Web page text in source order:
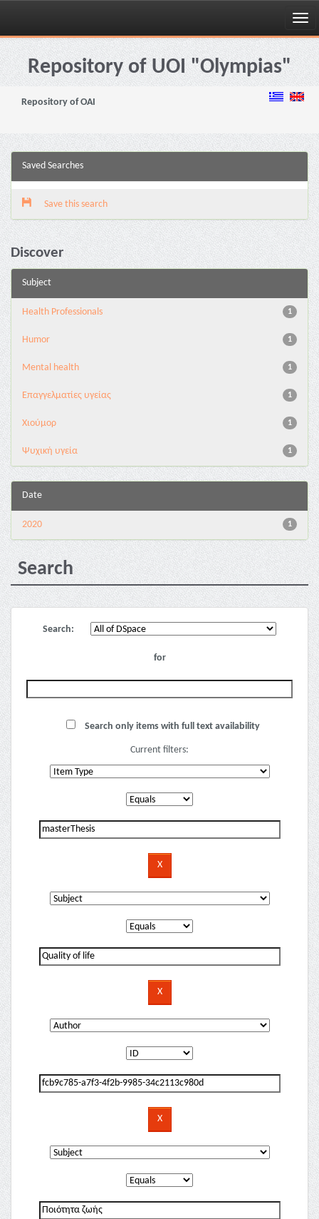
Skip
navigationRepository of UOI "Olympias"
Repository of OAI
Saved Searches
Save this search
Discover
Subject
1
Health Professionals
1
Humor
1
Mental health
1
Επαγγελματίες υγείας
1
Χιούμορ
1
Ψυχική υγεία
Date
1
2020
Search
Search:
for
Search only items with full text availability
Current filters: